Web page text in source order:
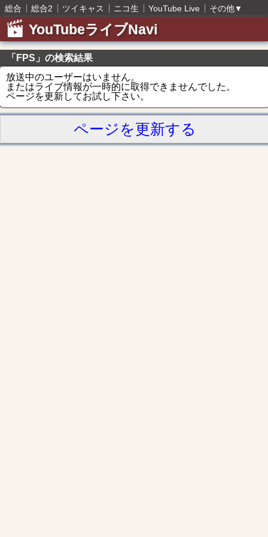
総合 総合2 ツイキャス ニコ生 YouTube Live その他▼
YouTubeライブNavi
「FPS」の検索結果
放送中のユーザーはいません。
またはライブ情報が一時的に取得できませんでした。
ページを更新してお試し下さい。
ページを更新する